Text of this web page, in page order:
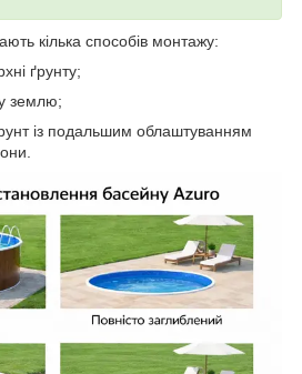
кілька способів монтажу:
ґрунту;
землю;
із подальшим облаштуванням